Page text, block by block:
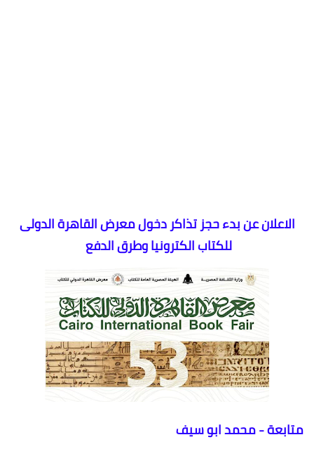
الاعلان عن بدء حجز تذاكر دخول معرض القاهرة الدولى
للكتاب الكترونيا وطرق الدفع
متابعة - محمد ابو سيف